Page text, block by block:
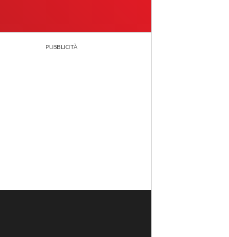
PUBBLICITÀ